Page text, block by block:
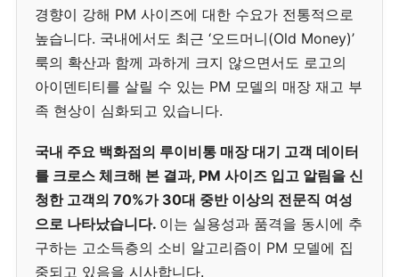
경향이 강해 PM 사이즈에 대한 수요가 전통적으로
높습니다. 국내에서도 최근 ‘오드머니(Old Money)’
룩의 확산과 함께 과하게 크지 않으면서도 로고의
아이덴티티를 살릴 수 있는 PM 모델의 매장 재고 부
족 현상이 심화되고 있습니다.
국내 주요 백화점의 루이비통 매장 대기 고객 데이터
를 크로스 체크해 본 결과, PM 사이즈 입고 알림을 신
청한 고객의 70%가 30대 중반 이상의 전문직 여성
으로 나타났습니다. 이는 실용성과 품격을 동시에 추
구하는 고소득층의 소비 알고리즘이 PM 모델에 집
중되고 있음을 시사합니다.